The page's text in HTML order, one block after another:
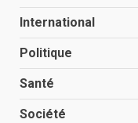
International
Politique
Santé
Société